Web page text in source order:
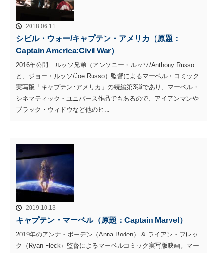
2018.06.11
シビル・ウォー/キャプテン・アメリカ（原題：
Captain America:Civil War）
2016年公開、ルッソ兄弟（アンソニー・ルッソ/Anthony Russo
と、ジョー・ルッソ/Joe Russo）監督によるマーベル・コミック
実写版「キャプテン･アメリカ」の続編第3弾であり、マーベル・
シネマティック・ユニバース作品でもあるので、アイアンマンや
ブラック・ウィドウなど他のヒ...
2019.10.13
キャプテン・マーベル（原題：Captain Marvel）
2019年のアンナ・ボーデン（Anna Boden） & ライアン・フレッ
ク（Ryan Fleck）監督によるマーベルコミック実写版映画。マー